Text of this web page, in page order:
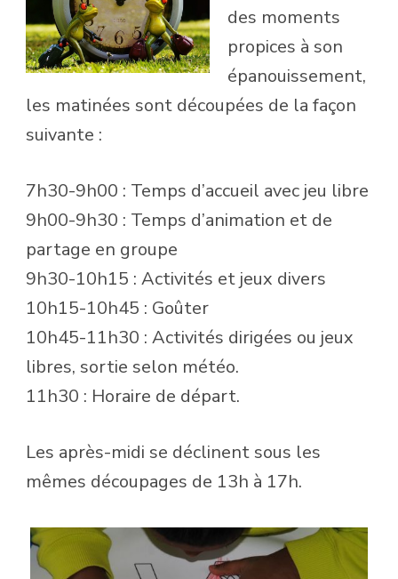
des moments
propices à son
épanouissement,
les matinées sont découpées de la façon
suivante :
7h30-9h00 : Temps d’accueil avec jeu libre
9h00-9h30 : Temps d’animation et de
partage en groupe
9h30-10h15 : Activités et jeux divers
10h15-10h45 : Goûter
10h45-11h30 : Activités dirigées ou jeux
libres, sortie selon météo.
11h30 : Horaire de départ.
Les après-midi se déclinent sous les
mêmes découpages de 13h à 17h.